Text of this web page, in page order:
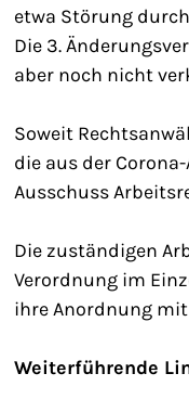
etwa Störung
Die 3.
aber noch nicht
Soweit
die aus der
Ausschuss
Die zuständigen
Verordnung im
ihre Anordnung
Weiterführende